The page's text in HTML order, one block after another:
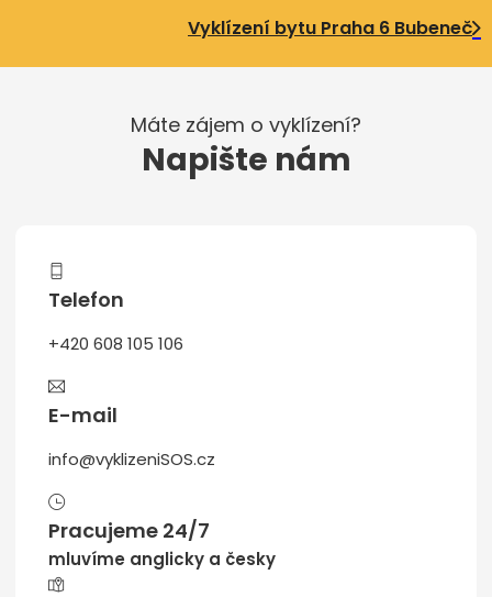
Vyklízení bytu Praha 6 Bubeneč
Máte zájem o vyklízení?
Napište nám
Telefon
+420 608 105 106
E-mail
info@vyklizeniSOS.cz
Pracujeme 24/7
mluvíme anglicky a česky